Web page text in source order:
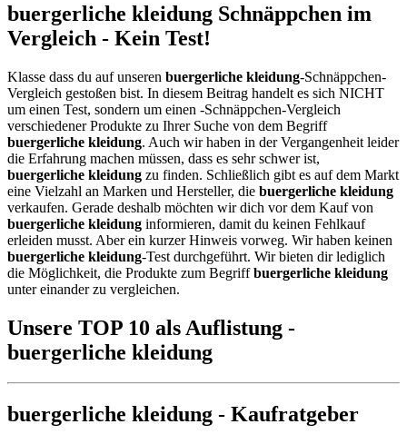
buergerliche kleidung Schnäppchen im
Vergleich - Kein Test!
Klasse dass du auf unseren buergerliche kleidung-Schnäppchen-
Vergleich gestoßen bist. In diesem Beitrag handelt es sich NICHT
um einen Test, sondern um einen -Schnäppchen-Vergleich
verschiedener Produkte zu Ihrer Suche von dem Begriff
buergerliche kleidung. Auch wir haben in der Vergangenheit leider
die Erfahrung machen müssen, dass es sehr schwer ist,
buergerliche kleidung zu finden. Schließlich gibt es auf dem Markt
eine Vielzahl an Marken und Hersteller, die buergerliche kleidung
verkaufen. Gerade deshalb möchten wir dich vor dem Kauf von
buergerliche kleidung informieren, damit du keinen Fehlkauf
erleiden musst. Aber ein kurzer Hinweis vorweg. Wir haben keinen
buergerliche kleidung-Test durchgeführt. Wir bieten dir lediglich
die Möglichkeit, die Produkte zum Begriffbuergerliche kleidung
unter einander zu vergleichen.
Unsere TOP 10 als Auflistung -
buergerliche kleidung
buergerliche kleidung - Kaufratgeber